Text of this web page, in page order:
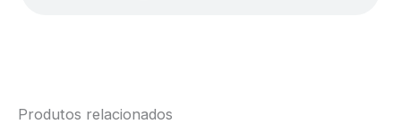
Produtos relacionados